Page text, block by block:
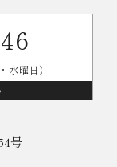
曜日）
号